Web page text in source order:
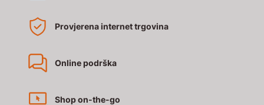
Provjerena internet trgovina
Online podrška
Shop on-the-go